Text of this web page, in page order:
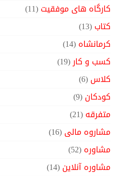
کارگاه های موفقیت(11)
کتاب(13)
کرمانشاه(14)
کسب و کار(19)
کلاس(6)
کودکان(9)
متفرقه(21)
مشاروه مالی(16)
مشاوره(52)
مشاوره آنلاین(14)